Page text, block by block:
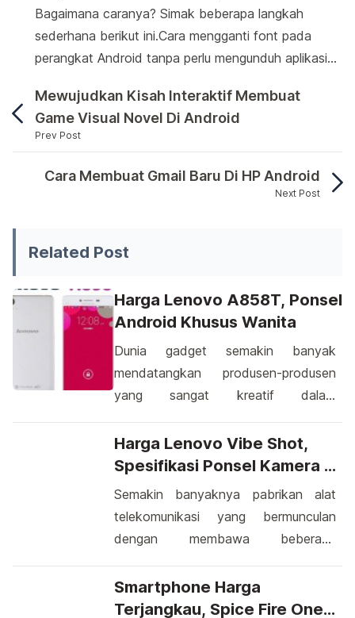
Bagaimana caranya? Simak beberapa langkah
sederhana berikut ini.Cara mengganti font pada
perangkat Android tanpa perlu mengunduh aplikasi…
Mewujudkan Kisah Interaktif Membuat
Game Visual Novel Di Android
Prev Post
Dengan sedikit sentuhan, garis tipis yang terletak
Cara Membuat Gmail Baru Di HP Android
Next Post
Related Post
Harga Lenovo A858T, Ponsel
Android Khusus Wanita
Dunia gadget semakin banyak
mendatangkan produsen-produsen
yang sangat kreatif dalam
menciptakan sebuah perangkat
telekomunikasi dengan berbagai
kesuksesan yang mereka raih. Dan
saat ini para wanitalah yang rupanya
sangat dimanjakan dalam hal desain
pabrikan alat telekomunikasi
Harga Lenovo Vibe Shot,
Spesifikasi Ponsel Kamera 16
MP LED Flash
Semakin banyaknya pabrikan alat
telekomunikasi yang bermunculan
dengan membawa beberapa
kelebihan yang bermacam-macam
tentunya membuat para pecinta
Smartphone Harga
Terjangkau, Spice Fire One